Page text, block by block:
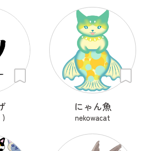
)
にゃん魚
nekowacat